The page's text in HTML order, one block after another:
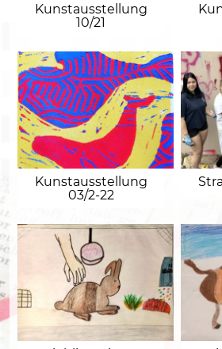
Kunstausstellung
10/21
Kunstausstellung
03/2-22